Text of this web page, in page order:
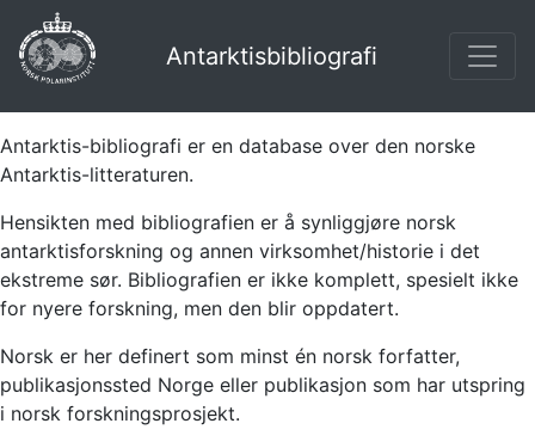
Antarktisbibliografi
Antarktis-bibliografi er en database over den norske
Antarktis-litteraturen.
Hensikten med bibliografien er å synliggjøre norsk
antarktisforskning og annen virksomhet/historie i det
ekstreme sør. Bibliografien er ikke komplett, spesielt ikke
for nyere forskning, men den blir oppdatert.
Norsk er her definert som minst én norsk forfatter,
publikasjonssted Norge eller publikasjon som har utspring
i norsk forskningsprosjekt.